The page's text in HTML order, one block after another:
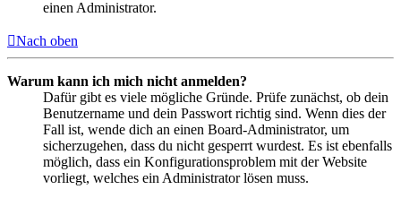
einen Administrator.
Nach oben
Warum kann ich mich nicht anmelden?
Dafür gibt es viele mögliche Gründe. Prüfe zunächst, ob dein
Benutzername und dein Passwort richtig sind. Wenn dies der
Fall ist, wende dich an einen Board-Administrator, um
sicherzugehen, dass du nicht gesperrt wurdest. Es ist ebenfalls
möglich, dass ein Konfigurationsproblem mit der Website
vorliegt, welches ein Administrator lösen muss.